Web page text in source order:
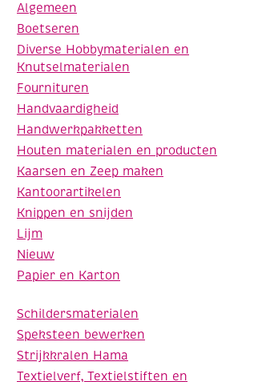
Algemeen
Boetseren
Diverse Hobbymaterialen en
Knutselmaterialen
Fournituren
Handvaardigheid
Handwerkpakketten
Houten materialen en producten
Kaarsen en Zeep maken
Kantoorartikelen
Knippen en snijden
Lijm
Nieuw
Papier en Karton
Schildersmaterialen
Speksteen bewerken
Strijkkralen Hama
Textielverf, Textielstiften en